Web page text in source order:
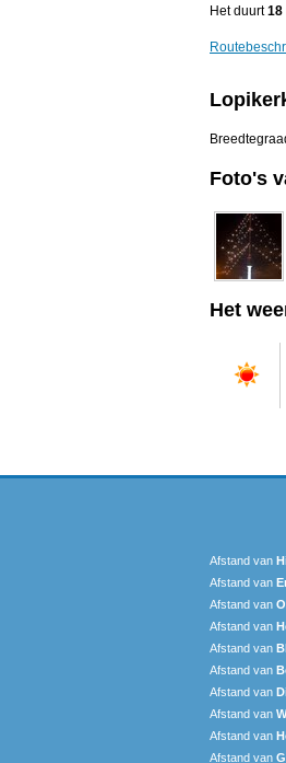
Het duurt18
Foto's
Het
Afstand van
Afstand van
Afstand van
Afstand van
Afstand van
Afstand van
Afstand van
Afstand van
Afstand van
Afstand van